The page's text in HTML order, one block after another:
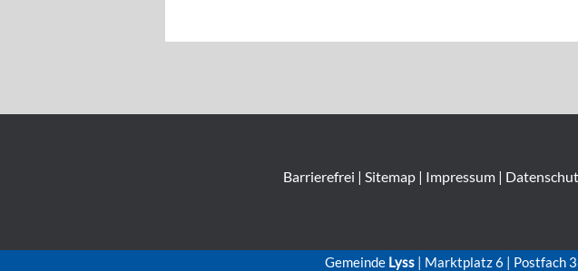
Barrierefrei | Sitemap| Impressum|
Gemeinde Lyss | Marktplatz 6 | Postfach